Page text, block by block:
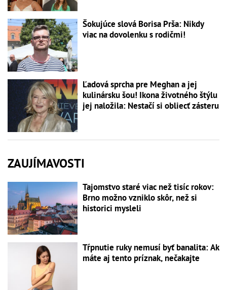
Šokujúce slová Borisa Prša: Nikdy
viac na dovolenku s rodičmi!
Ľadová sprcha pre Meghan a jej
kulinársku šou! Ikona životného štýlu
jej naložila: Nestačí si obliecť zásteru
ZAUJÍMAVOSTI
Tajomstvo staré viac než tisíc rokov:
Brno možno vzniklo skôr, než si
historici mysleli
Tŕpnutie ruky nemusí byť banalita: Ak
máte aj tento príznak, nečakajte